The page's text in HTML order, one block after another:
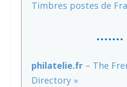
Timbres postes de
…….
philatelie.fr – The
Directory »